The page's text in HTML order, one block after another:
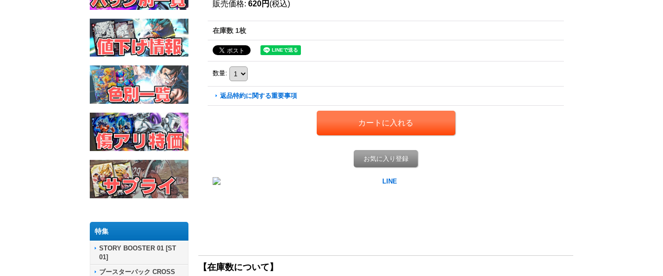
特集
STORY BOOSTER 01 [ST
01]
ブースターパック CROSS
販売価格: 620円 (税込)
在庫数 1枚
数量:
返品特約に関する重要事項
お気に入り登録
【在庫数について】